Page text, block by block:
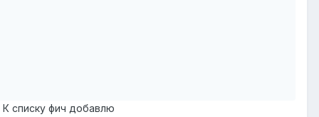
списку фич добавлю